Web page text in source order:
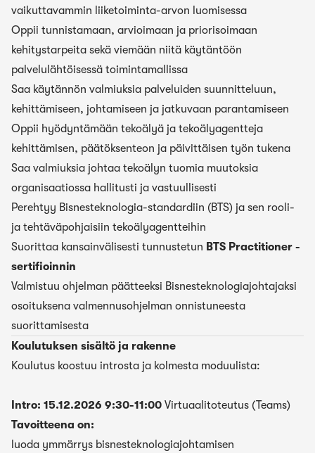
vaikuttavammin liiketoiminta-arvon luomisessa
Oppii tunnistamaan, arvioimaan ja priorisoimaan
kehitystarpeita sekä viemään niitä käytäntöön
palvelulähtöisessä toimintamallissa
Saa käytännön valmiuksia palveluiden suunnitteluun,
kehittämiseen, johtamiseen ja jatkuvaan parantamiseen
Oppii hyödyntämään tekoälyä ja tekoälyagentteja
kehittämisen, päätöksenteon ja päivittäisen työn tukena
Saa valmiuksia johtaa tekoälyn tuomia muutoksia
organisaatiossa hallitusti ja vastuullisesti
Perehtyy Bisnesteknologia-standardiin (BTS) ja sen rooli-
ja tehtäväpohjaisiin tekoälyagentteihin
Suorittaa kansainvälisesti tunnustetun BTS Practitioner -
sertifioinnin
Valmistuu ohjelman päätteeksi Bisnesteknologiajohtajaksi
osoituksena valmennusohjelman onnistuneesta
suorittamisesta
Koulutuksen sisältö ja rakenne
Koulutus koostuu introsta ja kolmesta moduulista:
Intro: 15.12.2026 9:30-11:00 Virtuaalitoteutus (Teams)
Tavoitteena on:
luoda ymmärrys bisnesteknologiajohtamisen